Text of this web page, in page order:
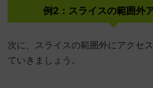
例2：スライスの範囲外
次に、スライスの範囲外にアクセ
ていきましょう。